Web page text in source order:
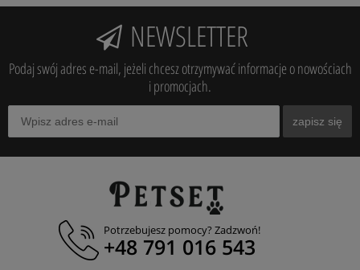
NEWSLETTER
Podaj swój adres e-mail, jeżeli chcesz otrzymywać informacje o nowościach
i promocjach.
zapisz się
Potrzebujesz pomocy? Zadzwoń!
+48 791 016 543